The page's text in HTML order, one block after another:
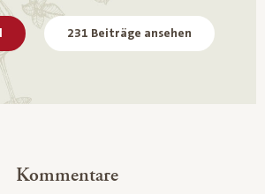
231 Beiträge ansehen
Kommentare